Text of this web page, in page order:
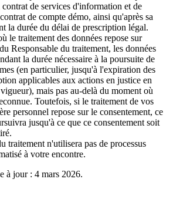
de services d'information et de
de compte démo, ainsi qu'après sa
la durée du délai de prescription légal.
le traitement des données repose sur
Responsable du traitement, les données
la durée nécessaire à la poursuite de
(en particulier, jusqu'à l'expiration des
applicables aux actions en justice en
mais pas au-delà du moment où
Toutefois, si le traitement de vos
personnel repose sur le consentement, ce
jusqu'à ce que ce consentement soit
traitement n'utilisera pas de processus
à votre encontre.
à jour : 4 mars 2026.